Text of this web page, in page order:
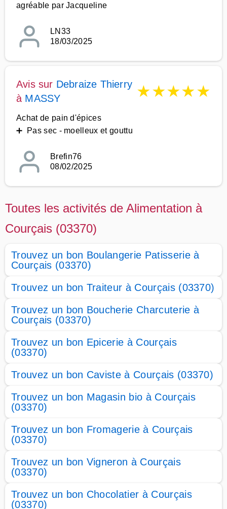
agréable par Jacqueline
LN33
18/03/2025
Avis sur Debraize Thierry
à MASSY ★★★★★
Achat de pain d'épices
➕ Pas sec - moelleux et gouttu
Brefin76
08/02/2025
Toutes les activités de Alimentation à
Courçais (03370)
Trouvez un bon Boulangerie Patisserie à
Courçais (03370)
Trouvez un bon Traiteur à Courçais (03370)
Trouvez un bon Boucherie Charcuterie à
Courçais (03370)
Trouvez un bon Epicerie à Courçais
(03370)
Trouvez un bon Caviste à Courçais (03370)
Trouvez un bon Magasin bio à Courçais
(03370)
Trouvez un bon Fromagerie à Courçais
(03370)
Trouvez un bon Vigneron à Courçais
(03370)
Trouvez un bon Chocolatier à Courçais
(03370)